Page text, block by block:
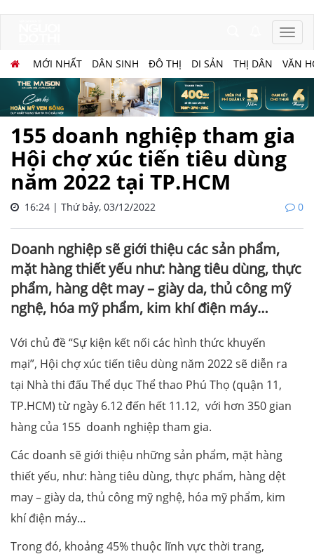
MỚI NHẤT DÂN SINH ĐÔ THỊ DI SẢN THỊ DÂN VĂN
155 doanh nghiệp tham gia
Hội chợ xúc tiến tiêu dùng
năm 2022 tại TP.HCM
16:24 | Thứ bảy, 03/12/2022 0
Doanh nghiệp sẽ giới thiệu các sản phẩm,
mặt hàng thiết yếu như: hàng tiêu dùng, thực
phẩm, hàng dệt may – giày da, thủ công mỹ
nghệ, hóa mỹ phẩm, kim khí điện máy…
Với chủ đề “Sự kiện kết nối các hình thức khuyến
mại”, Hội chợ xúc tiến tiêu dùng năm 2022 sẽ diễn ra
tại Nhà thi đấu Thể dục Thể thao Phú Thọ (quận 11,
TP.HCM) từ ngày 6.12 đến hết 11.12, với hơn 350 gian
hàng của 155 doanh nghiệp tham gia.
Các doanh sẽ giới thiệu những sản phẩm, mặt hàng
thiết yếu, như: hàng tiêu dùng, thực phẩm, hàng dệt
may – giày da, thủ công mỹ nghệ, hóa mỹ phẩm, kim
khí điện máy…
Trong đó, khoảng 45% thuộc lĩnh vực thời trang,